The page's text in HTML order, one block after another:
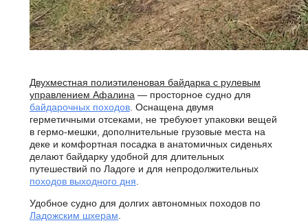
Двухместная полиэтиленовая байдарка с рулевым
управлением Афалина — просторное судно для
байдарочных походов . Оснащена двумя
герметичными отсеками, не требуюет упаковки вещей
в гермо-мешки, дополнительные грузовые места на
деке и комфортная посадка в анатомичных сиденьях
делают байдарку удобной для длительных
путешествий по Ладоге и для непродолжительных
походов выходного дня
Удобное судно для долгих автономных походов по
Ладожским шхерам